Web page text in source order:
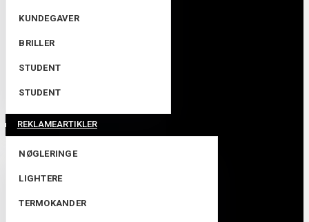
KUNDEGAVER
BRILLER
STUDENT
STUDENT
REKLAMEARTIKLER
NØGLERINGE
LIGHTERE
TERMOKANDER